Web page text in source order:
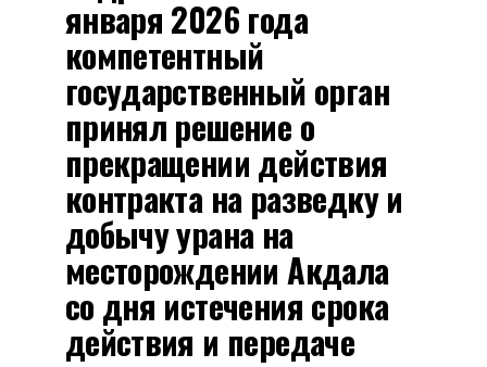
января 2026 года
компетентный
государственный орган
принял решение о
прекращении действия
контракта на разведку и
добычу урана на
месторождении Акдала
со дня истечения срока
действия и передаче